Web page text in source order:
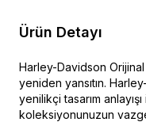
Ürün Detayı
Harley-Davidson Orijinal
yeniden yansıtın.
yenilikçi tasarım
koleksiyonunuzun